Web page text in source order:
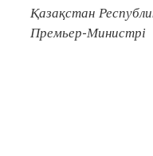
Қазақстан
Премьер-